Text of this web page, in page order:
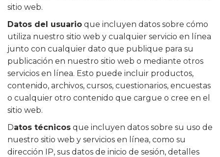
sitio web.
Datos del usuario que incluyen datos sobre cómo
utiliza nuestro sitio web y cualquier servicio en línea
junto con cualquier dato que publique para su
publicación en nuestro sitio web o mediante otros
servicios en línea. Esto puede incluir productos,
contenido, archivos, cursos, cuestionarios, encuestas
o cualquier otro contenido que cargue o cree en el
sitio web.
Datos técnicos que incluyen datos sobre su uso de
nuestro sitio web y servicios en línea, como su
dirección IP, sus datos de inicio de sesión, detalles